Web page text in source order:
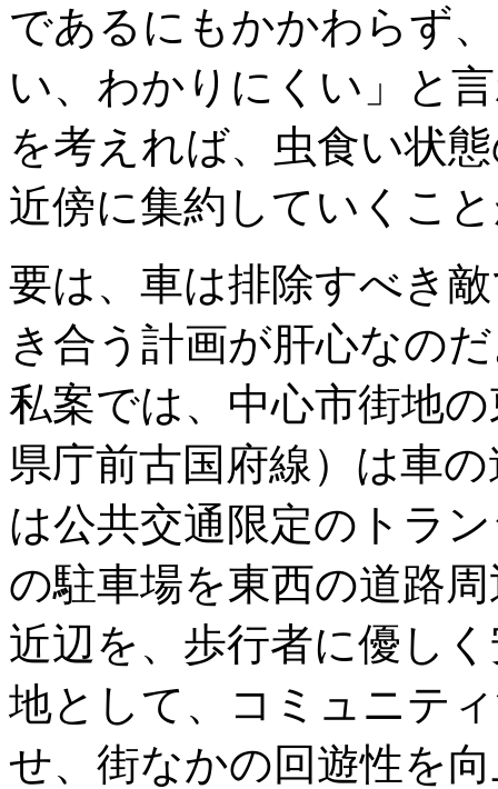
であるにもかかわらず
い、わかりにくい」と
を考えれば、虫食い状
近傍に集約していくこ
要は、車は排除すべき
き合う計画が肝心なの
私案では、中心市街地
県庁前古国府線）は車
は公共交通限定のトラ
の駐車場を東西の道路
近辺を、歩行者に優し
地として、コミュニテ
せ、街なかの回遊性を